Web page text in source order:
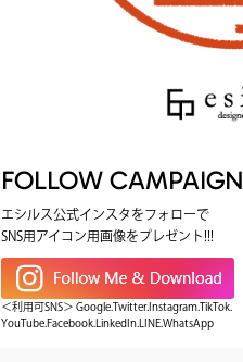
FOLLOW CAMPAIGN
エシルス公式インスタをフォローで
SNS用アイコン用画像をプレゼント!!!
＜利用可SNS＞ Google.Twitter.Instagram.TikTok.
YouTube.Facebook.LinkedIn.LINE.WhatsApp